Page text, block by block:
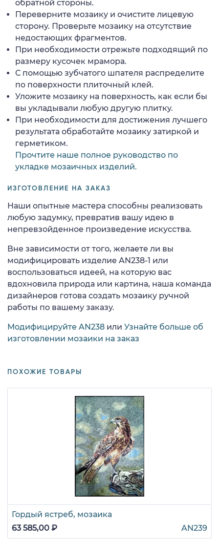
обратной стороны.
Переверните мозаику и очистите лицевую
сторону. Проверьте мозаику на отсутствие
недостающих фрагментов.
При необходимости отрежьте подходящий по
размеру кусочек мрамора.
С помощью зубчатого шпателя распределите
по поверхности плиточный клей.
Уложите мозаику на поверхность, как если бы
вы укладывали любую другую плитку.
При необходимости для достижения лучшего
результата обработайте мозаику затиркой и
герметиком.
Прочтите наше полное руководство по
укладке мозаичных изделий.
ИЗГОТОВЛЕНИЕ НА ЗАКАЗ
Наши опытные мастера способны реализовать
любую задумку, превратив вашу идею в
непревзойденное произведение искусства.
Вне зависимости от того, желаете ли вы
модифицировать изделие AN238-1 или
воспользоваться идеей, на которую вас
вдохновила природа или картина, наша команда
дизайнеров готова создать мозаику ручной
работы по вашему заказу.
Модифицируйте AN238 или Узнайте больше об
изготовлении мозаики на заказ
ПОХОЖИЕ ТОВАРЫ
Гордый ястреб, мозаика
63 585,00 ₽
AN239